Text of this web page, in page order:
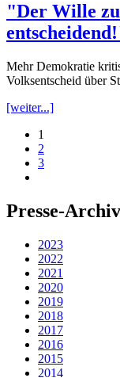
"Der Wille
Mehr Demokratie
Volksentscheid über
[weiter...]
1
2
3
Presse-
2023
2022
2021
2020
2019
2018
2017
2016
2015
2014